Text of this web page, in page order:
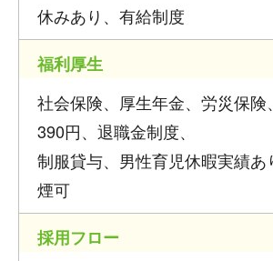
休みあり、有給制度
福利厚生
社会保険、厚生年金、労災保険
390円、退職金制度、
制服貸与、男性育児休暇実績あ
煙可
採用フロー